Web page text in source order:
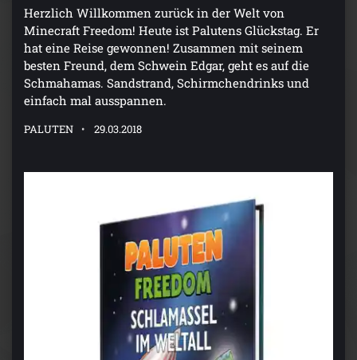
Herzlich Willkommen zurück in der Welt von
Minecraft Freedom! Heute ist Palutens Glückstag. Er
hat eine Reise gewonnen! Zusammen mit seinem
besten Freund, dem Schwein Edgar, geht es auf die
Schmahamas. Sandstrand, Schirmchendrinks und
einfach mal ausspannen.
PALUTEN 29.03.2018